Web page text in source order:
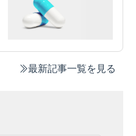
最新記事一覧を見る